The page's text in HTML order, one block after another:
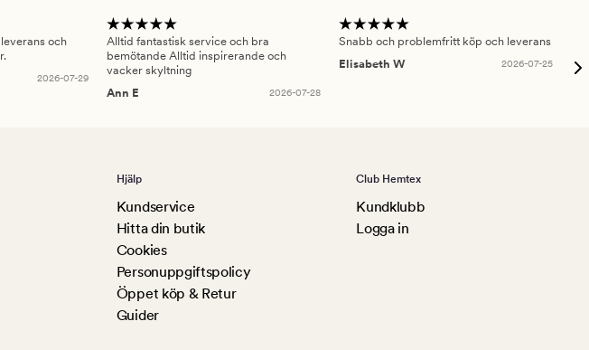
och
2026-07-29
Alltid fantastisk service och bra
bemötande Alltid inspirerande och
vacker skyltning
Ann E
2026-07-28
Snabb och problemfritt köp och leverans
Elisabeth W
2026-07-25
Hjälp
Kundservice
Hitta din butik
Cookies
Personuppgiftspolicy
Öppet köp & Retur
Guider
Club Hemtex
Kundklubb
Logga in